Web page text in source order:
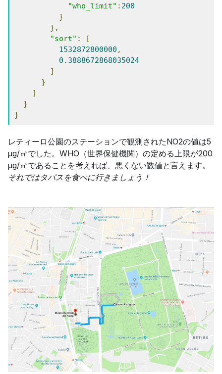
"who_limit" : 200
}
},
"sort" :
[
1532872800000 ,
0.3888672868035024
]
}
]
}
}
レティーロ公園のステーションで観測されたNO2の値は5
μg/㎥でした。WHO（世界保健機関）の定める上限が200
μg/㎥であることを考えれば、悪くない数値と言えます。
それではタパスを食べに行きましょう！